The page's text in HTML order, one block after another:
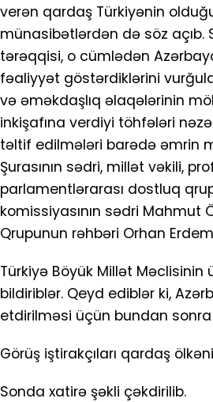
verən qardaş Türkiyənin
münasibətlərdən də söz açıb.
tərəqqisi, o cümlədən
fəaliyyət göstərdiklərini
və əməkdaşlıq əlaqələrinin
inkişafına verdiyi töhfələri
təltif edilmələri barədə əmrin
Şurasının sədri, millət vəkili,
parlamentlərarası dostluq
komissiyasının sədri Mahmut
Qrupunun rəhbəri Orhan
Türkiyə Böyük Millət
bildiriblər. Qeyd ediblər ki,
etdirilməsi üçün bundan
Görüş iştirakçıları qardaş
Sonda xatirə şəkli çəkdirilib.